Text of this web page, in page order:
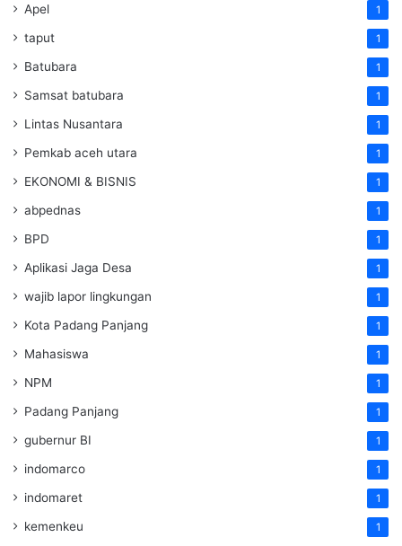
Apel 1
taput 1
Batubara 1
Samsat batubara 1
Lintas Nusantara 1
Pemkab aceh utara 1
EKONOMI & BISNIS 1
abpednas 1
BPD 1
Aplikasi Jaga Desa 1
wajib lapor lingkungan 1
Kota Padang Panjang 1
Mahasiswa 1
NPM 1
Padang Panjang 1
gubernur BI 1
indomarco 1
indomaret 1
kemenkeu 1